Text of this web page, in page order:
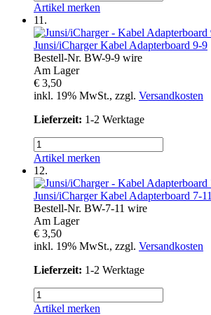
Artikel merken
11.
Junsi/iCharger Kabel Adapterboard 9-9
Bestell-Nr. BW-9-9 wire
Am Lager
€ 3,50
inkl. 19% MwSt., zzgl. Versandkosten
Lieferzeit: 1-2 Werktage
Artikel merken
12.
Junsi/iCharger Kabel Adapterboard 7-11
Bestell-Nr. BW-7-11 wire
Am Lager
€ 3,50
inkl. 19% MwSt., zzgl. Versandkosten
Lieferzeit: 1-2 Werktage
Artikel merken